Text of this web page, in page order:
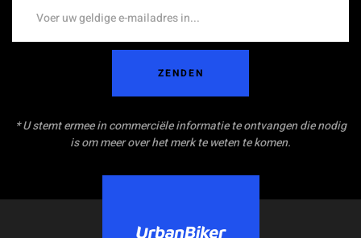
ZENDEN
* U stemt ermee in commerciële informatie te ontvangen die nodig
is om meer over het merk te weten te komen.